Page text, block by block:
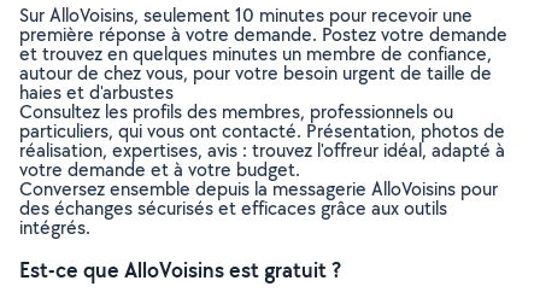
Sur AlloVoisins, seulement 10 minutes pour recevoir une
première réponse à votre demande. Postez votre demande
et trouvez en quelques minutes un membre de confiance,
autour de chez vous, pour votre besoin urgent de taille de
haies et d'arbustes
Consultez les profils des membres, professionnels ou
particuliers, qui vous ont contacté. Présentation, photos de
réalisation, expertises, avis : trouvez l'offreur idéal, adapté à
votre demande et à votre budget.
Conversez ensemble depuis la messagerie AlloVoisins pour
des échanges sécurisés et efficaces grâce aux outils
intégrés.
Est-ce que AlloVoisins est gratuit ?